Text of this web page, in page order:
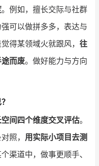
。例如，擅长交际与社群
可以做拼多多，表达与
得某领域火就跟风， 往
而废。做好能力与方向
间四个维度交叉评估。
照， 用实际小项目去测
渠道中，做事更顺手、